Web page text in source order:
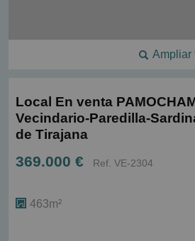
Ampliar
Local En venta
Vecindario-Paredilla-
de Tirajana
369.000 € Ref. VE-2304
463m²